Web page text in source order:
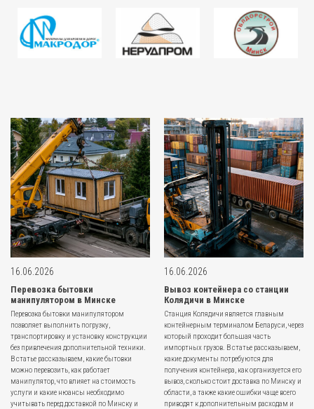
16.06.2026
Перевозка бытовки
манипулятором в Минске
Перевозка бытовки манипулятором
позволяет выполнить погрузку,
транспортировку и установку конструкции
без привлечения дополнительной техники.
В статье рассказываем, какие бытовки
можно перевозить, как работает
манипулятор, что влияет на стоимость
услуги и какие нюансы необходимо
учитывать перед доставкой по Минску и
16.06.2026
Вывоз контейнера со станции
Колядичи в Минске
Станция Колядичи является главным
контейнерным терминалом Беларуси, через
который проходит большая часть
импортных грузов. В статье рассказываем,
какие документы потребуются для
получения контейнера, как организуется его
вывоз, сколько стоит доставка по Минску и
области, а также какие ошибки чаще всего
приводят к дополнительным расходам и